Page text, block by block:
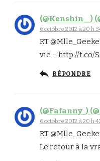
(@Kenshin__)
6 octobre 2012 à 20 h
RT
vie –http://t.co/
RÉPONDRE
(@Fafanny_)
6 octobre 2012 à 20 h
RT
Le retour à la